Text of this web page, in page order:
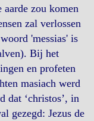
aarde zou komen
zal verlossen
'messias' is
Bij het
en profeten
masiach werd
dat ‘christos’, in
gezegd: Jezus de